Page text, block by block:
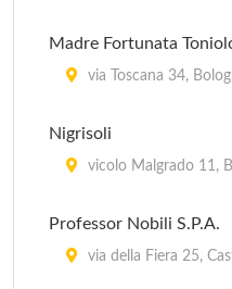
Madre Fortunata
via Toscana 34,
Nigrisoli
vicolo Malgrado 11,
Professor Nobili S.P.A.
via della Fiera 25,